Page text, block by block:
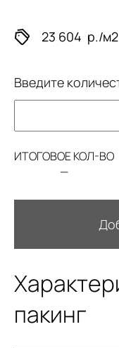
23 604 р./м2
Введите
ИТОГОВОЕ КОЛ-ВО
—
пакинг